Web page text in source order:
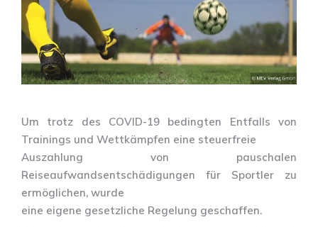
Um trotz des COVID-19 bedingten Entfalls von
Trainings und Wettkämpfen eine steuerfreie
Auszahlung von pauschalen
Reiseaufwandsentschädigungen für Sportler zu
ermöglichen, wurde
eine eigene gesetzliche Regelung geschaffen.